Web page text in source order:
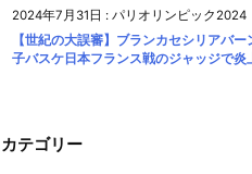
2024年7月31日 : パリオリンピック2024
【世紀の大誤審】ブランカセシリアバ
子バスケ日本フランス戦のジャッジで炎
カテゴリー